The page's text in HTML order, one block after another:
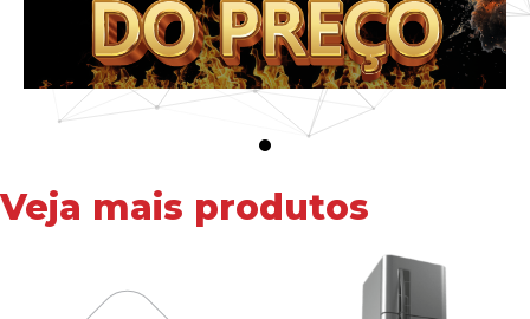
Veja mais produtos